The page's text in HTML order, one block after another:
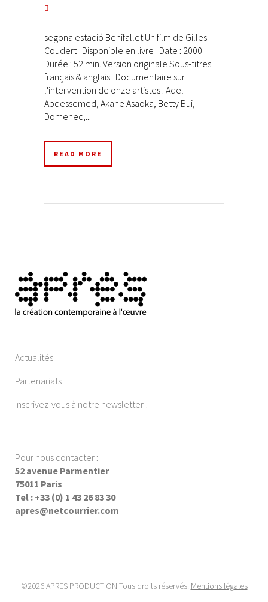
segona estació Benifallet Un film de Gilles
Coudert Disponible en livre Date : 2000
Durée : 52 min. Version originale Sous-titres
français & anglais Documentaire sur
l'intervention de onze artistes : Adel
Abdessemed, Akane Asaoka, Betty Bui,
Domenec,...
READ MORE
Actualités
Partenariats
Inscrivez-vous à notre newsletter !
Pour nous contacter :
52 avenue Parmentier
75011 Paris
Tel : +33 (0) 1 43 26 83 30
apres@netcourrier.com
©2026 APRES PRODUCTION Tous droits réservés. Mentions légales